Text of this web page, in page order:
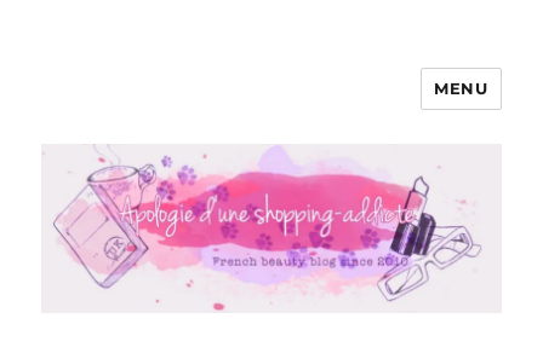
Apologie d'une Shopping-addicte
MENU